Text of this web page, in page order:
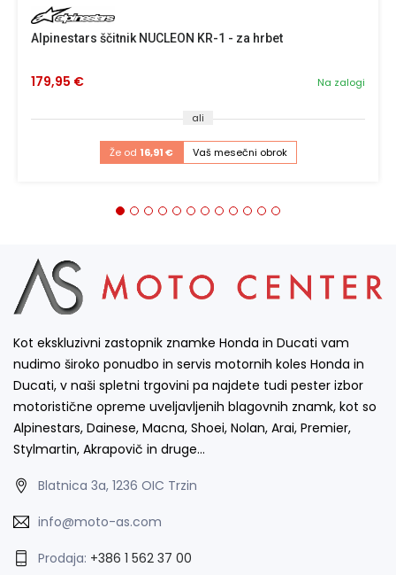
Alpinestars ščitnik NUCLEON KR-1 - za hrbet
Na zalogi
179,95 €
ali
Že od 16,91 € Vaš mesečni obrok
Kot ekskluzivni zastopnik znamke Honda in Ducati vam
nudimo široko ponudbo in servis motornih koles Honda in
Ducati, v naši spletni trgovini pa najdete tudi pester izbor
motoristične opreme uveljavljenih blagovnih znamk, kot so
Alpinestars, Dainese, Macna, Shoei, Nolan, Arai, Premier,
Stylmartin, Akrapovič in druge…
Blatnica 3a, 1236 OIC Trzin
info@moto-as.com
Prodaja: +386 1 562 37 00